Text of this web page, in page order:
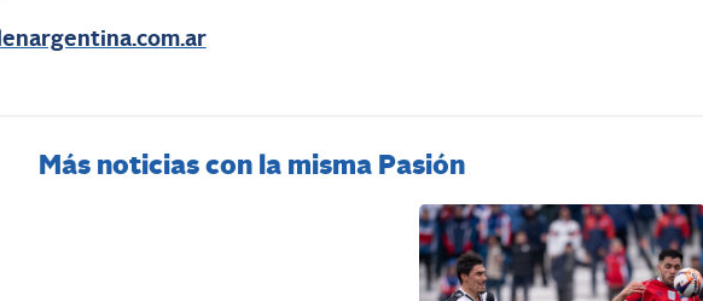
Más noticias con la misma Pasión